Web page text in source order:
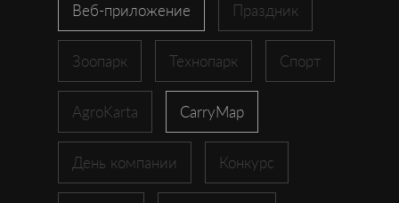
Веб-приложение Праздник
Зоопарк Технопарк Спорт
AgroKarta CarryMap
День компании Конкурс